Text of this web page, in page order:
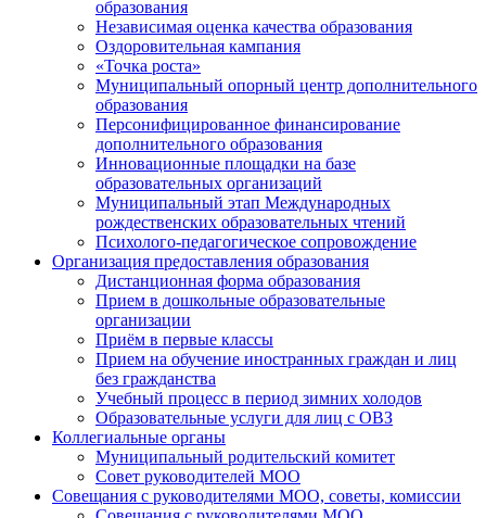
образования
Независимая оценка качества образования
Оздоровительная кампания
«Точка роста»
Муниципальный опорный центр дополнительного
образования
Персонифицированное финансирование
дополнительного образования
Инновационные площадки на базе
образовательных организаций
Муниципальный этап Международных
рождественских образовательных чтений
Психолого-педагогическое сопровождение
Организация предоставления образования
Дистанционная форма образования
Прием в дошкольные образовательные
организации
Приём в первые классы
Прием на обучение иностранных граждан и лиц
без гражданства
Учебный процесс в период зимних холодов
Образовательные услуги для лиц с ОВЗ
Коллегиальные органы
Муниципальный родительский комитет
Совет руководителей МОО
Совещания с руководителями МОО, советы, комиссии